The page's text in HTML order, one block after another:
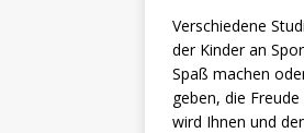
Verschiedene
der Kinder an
Spaß machen
geben, die
wird Ihnen und